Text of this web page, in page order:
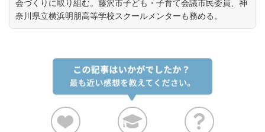
会づくりに取り組む。藤沢市子ども・子育て会議市民委員、神
奈川県立横浜明朋高等学校スクールメンターも務める。